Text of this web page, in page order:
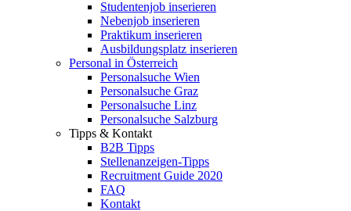
Studentenjob inserieren
Nebenjob inserieren
Praktikum inserieren
Ausbildungsplatz inserieren
Personal in Österreich
Personalsuche Wien
Personalsuche Graz
Personalsuche Linz
Personalsuche Salzburg
Tipps & Kontakt
B2B Tipps
Stellenanzeigen-Tipps
Recruitment Guide 2020
FAQ
Kontakt